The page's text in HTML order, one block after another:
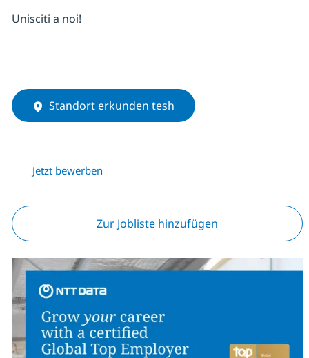
Unisciti a noi!
Standort erkunden tesh
Jetzt bewerben
Zur Jobliste hinzufügen